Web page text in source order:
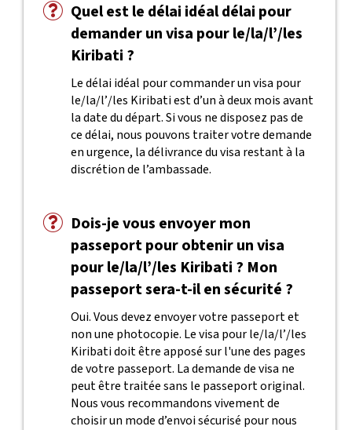
Quel est le délai idéal délai pour
demander un visa pour le/la/l’/les
Kiribati ?
Le délai idéal pour commander un visa pour
le/la/l’/les Kiribati est d’un à deux mois avant
la date du départ. Si vous ne disposez pas de
ce délai, nous pouvons traiter votre demande
en urgence, la délivrance du visa restant à la
discrétion de l’ambassade.
Dois-je vous envoyer mon
passeport pour obtenir un visa
pour le/la/l’/les Kiribati ? Mon
passeport sera-t-il en sécurité ?
Oui. Vous devez envoyer votre passeport et
non une photocopie. Le visa pour le/la/l’/les
Kiribati doit être apposé sur l'une des pages
de votre passeport. La demande de visa ne
peut être traitée sans le passeport original.
Nous vous recommandons vivement de
choisir un mode d’envoi sécurisé pour nous